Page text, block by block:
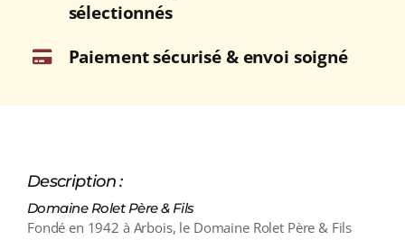
sélectionnés
Paiement sécurisé & envoi soigné
Description :
Domaine Rolet Père & Fils
Fondé en 1942 à Arbois, le Domaine Rolet Père & Fils